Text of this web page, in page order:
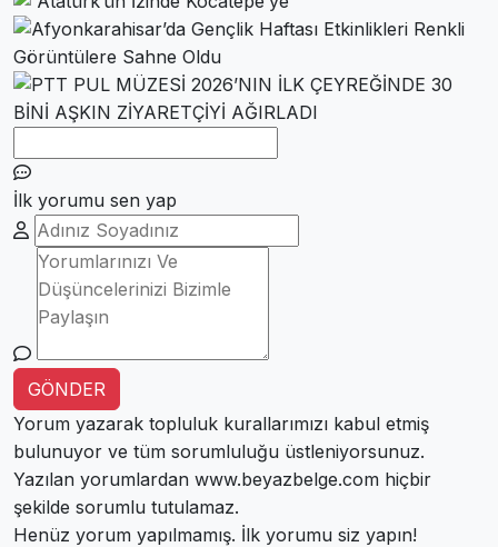
İlk yorumu sen yap
GÖNDER
Yorum yazarak topluluk kurallarımızı kabul etmiş
bulunuyor ve tüm sorumluluğu üstleniyorsunuz.
Yazılan yorumlardan www.beyazbelge.com hiçbir
şekilde sorumlu tutulamaz.
Henüz yorum yapılmamış. İlk yorumu siz yapın!